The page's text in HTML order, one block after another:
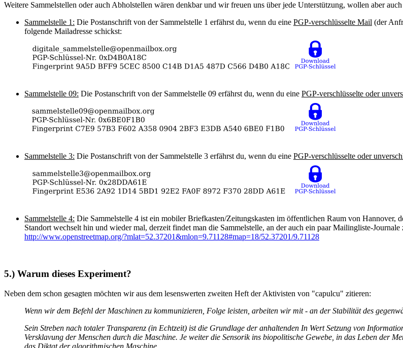
Weitere Sammelstellen oder auch Abholstellen wären denkbar und wir freuen uns über jede Unterstützung, wollen aber
Sammelstelle 1: Die Postanschrift von der Sammelstelle 1 erfährst du, wenn du eine PGP-verschlüsselte Mail (der
folgende Mailadresse schickst:
Sammelstelle 09: Die Postanschrift von der Sammelstelle 09 erfährst du, wenn du eine PGP-verschlüsselte oder
Sammelstelle 3: Die Postanschrift von der Sammelstelle 3 erfährst du, wenn du eine PGP-verschlüsselte oder
Sammelstelle 4: Die Sammelstelle 4 ist ein mobiler Briefkasten/Zeitungskasten im öffentlichen Raum von
Standort wechselt hin und wieder mal, derzeit findet man die Sammelstelle, an der auch ein paar Mailingliste-
http://www.openstreetmap.org/?mlat=52.37201&mlon=9.71128#map=18/52.37201/9.71128
5.) Warum dieses Experiment?
Neben dem schon gesagten möchten wir aus dem lesenswerten zweiten Heft der Aktivisten von "capulcu" zitieren:
Wenn wir dem Befehl der Maschinen zu kommunizieren, Folge leisten, arbeiten wir mit - an der Stabilität des
Sein Streben nach totaler Transparenz (in Echtzeit) ist die Grundlage der anhaltenden In Wert Setzung von
Versklavung der Menschen durch die Maschine. Je weiter die Sensorik ins biopolitische Gewebe, in das Leben der
das Diktat der algorithmischen Maschine.